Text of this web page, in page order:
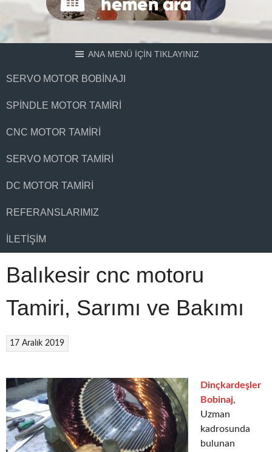
ANA MENÜ İÇİN TIKLAYINIZ
SERVO MOTOR BOBINAJI
SPINDLE MOTOR TAMIRI
CNC MOTOR TAMIRI
SERVO MOTOR TAMIRI
DC MOTOR TAMIRI
REFERANSLARIMIZ
İLETIŞIM
Balıkesir cnc motoru
Tamiri, Sarımı ve Bakımı
17 Aralık 2019
Dinçkardeşler
Bobinaj,
Uzman
kadrosunda
bulunan